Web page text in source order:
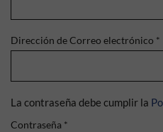
Dirección de Correo electrónico *
La contraseña debe cumplir la
Contraseña *